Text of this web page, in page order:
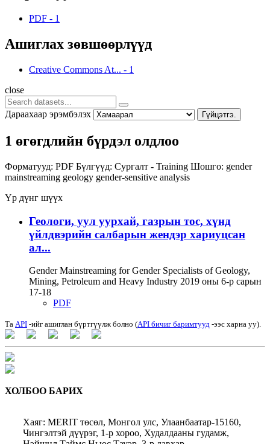
PDF - 1
Ашиглах зөвшөөрлүүд
Creative Commons At... - 1
close
Дараахаар эрэмбэлэх Гүйцэтгэ.
1 өгөгдлийн бүрдэл олдлоо
Форматууд: PDF Бүлгүүд: Сургалт - Training Шошго: gender
mainstreaming geology gender-sensitive analysis
Үр дүнг шүүх
Геологи, уул уурхай, газрын тос, хүнд
үйлдвэрийн салбарын жендэр хариуцсан
ал...
Gender Mainstreaming for Gender Specialists of Geology,
Mining, Petroleum and Heavy Industry 2019 оны 6-р сарын
17-18
PDF
Та API -ийг ашиглан бүртгүүлж болно (API бичиг баримтууд -ээс харна уу).
ХОЛБОО БАРИХ
Хаяг: MERIT төсөл, Монгол улс, Улаанбаатар-15160,
Чингэлтэй дүүрэг, 1-р хороо, Худалдааны гудамж,